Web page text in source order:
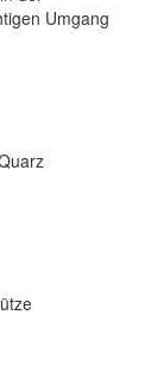
Umgang